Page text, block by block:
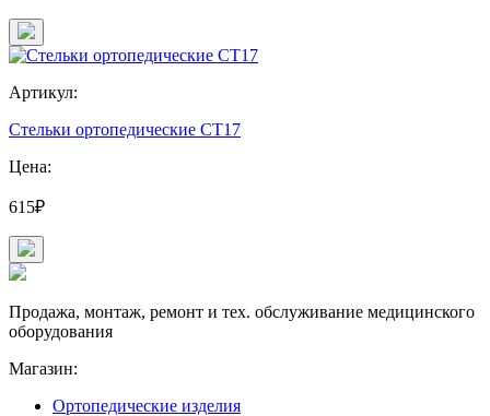
Артикул:
Стельки ортопедические СТ17
Цена:
615₽
Продажа, монтаж, ремонт и тех. обслуживание медицинского
оборудования
Магазин:
Ортопедические изделия